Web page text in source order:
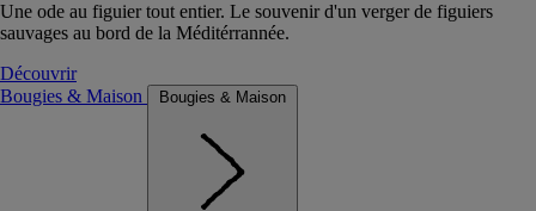
Une ode au figuier tout entier. Le souvenir d'un verger de figuiers
sauvages au bord de la Méditérrannée.
Découvrir
Bougies & Maison
Bougies & Maison